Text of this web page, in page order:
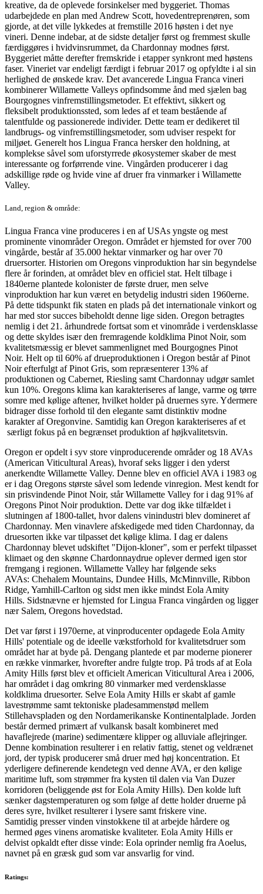
kreative, da de oplevede forsinkelser med byggeriet. Thomas
udarbejdede en plan med Andrew Scott, hovedentreprenøren, som
gjorde, at det ville lykkedes at fremstille 2016 høsten i det nye
vineri. Denne indebar, at de sidste detaljer først og fremmest skulle
færdiggøres i hvidvinsrummet, da Chardonnay modnes først.
Byggeriet måtte derefter fremskride i etapper synkront med høstens
faser. Vineriet var endeligt færdigt i februar 2017 og opfyldte i al sin
herlighed de ønskede krav. Det avancerede Lingua Franca vineri
kombinerer Willamette Valleys opfindsomme ånd med sjælen bag
Bourgognes vinfremstillingsmetoder. Et effektivt, sikkert og
fleksibelt produktionssted, som ledes af et team bestående af
talentfulde og passionerede individer. Dette team er dedikeret til
landbrugs- og vinfremstillingsmetoder, som udviser respekt for
miljøet. Generelt hos Lingua Franca hersker den holdning, at
komplekse såvel som uforstyrrede økosystemer skaber de mest
interessante og forførrende vine. Vingården producerer i dag
adskillige røde og hvide vine af druer fra vinmarker i Willamette
Valley.
Land, region & område:
Lingua Franca vine produceres i en af USAs yngste og mest
prominente vinområder Oregon. Området er hjemsted for over 700
vingårde, består af 35.000 hektar vinmarker og har over 70
druersorter. Historien om Oregons vinproduktion har sin begyndelse
flere år forinden, at området blev en officiel stat. Helt tilbage i
1840erne plantede kolonister de første druer, men selve
vinproduktion har kun været en betydelig industri siden 1960erne.
På dette tidspunkt fik staten en plads på det internationale vinkort og
har med stor succes bibeholdt denne lige siden. Oregon betragtes
nemlig i det 21. århundrede fortsat som et vinområde i verdensklasse
og dette skyldes især den fremragende koldklima Pinot Noir, som
kvalitetsmæssig er blevet sammenlignet med Bourgognes Pinot
Noir. Helt op til 60% af drueproduktionen i Oregon består af Pinot
Noir efterfulgt af Pinot Gris, som repræsenterer 13% af
produktionen og Cabernet, Riesling samt Chardonnay udgør samlet
kun 10%. Oregons klima kan karakteriseres af lange, varme og tørre
somre med kølige aftener, hvilket holder på druernes syre. Ydermere
bidrager disse forhold til den elegante samt distinktiv modne
karakter af Oregonvine. Samtidig kan Oregon karakteriseres af et
særligt fokus på en begrænset produktion af højkvalitetsvin.
Oregon er opdelt i syv store vinproducerende områder og 18 AVAs
(American Viticultural Areas), hvoraf seks ligger i den yderst
anerkendte Willamette Valley. Denne blev en officiel AVA i 1983 og
er i dag Oregons største såvel som ledende vinregion. Mest kendt for
sin prisvindende Pinot Noir, står Willamette Valley for i dag 91% af
Oregons Pinot Noir produktion. Dette var dog ikke tilfældet i
slutningen af 1800-tallet, hvor dalens vinindustri blev domineret af
Chardonnay. Men vinavlere afskedigede med tiden Chardonnay, da
druesorten ikke var tilpasset det kølige klima. I dag er dalens
Chardonnay blevet udskiftet "Dijon-kloner", som er perfekt tilpasset
klimaet og den skønne Chardonnaydrue oplever dermed igen stor
fremgang i regionen. Willamette Valley har følgende seks
AVAs: Chehalem Mountains, Dundee Hills, McMinnville, Ribbon
Ridge, Yamhill-Carlton og sidst men ikke mindst Eola Amity
Hills. Sidstnævne er hjemsted for Lingua Franca vingården og ligger
nær Salem, Oregons hovedstad.
Det var først i 1970erne, at vinproducenter opdagede Eola Amity
Hills' potentiale og de ideelle vækstforhold for kvalitetsdruer som
området har at byde på. Dengang plantede et par moderne pionerer
en række vinmarker, hvorefter andre fulgte trop. På trods af at Eola
Amity Hills først blev et officielt American Viticultural Area i 2006,
har området i dag omkring 80 vinmarker med verdensklasse
koldklima druesorter. Selve Eola Amity Hills er skabt af gamle
lavestrømme samt tektoniske pladesammenstød mellem
Stillehavspladen og den Nordamerikanske Kontinentalplade. Jorden
består dermed primært af vulkansk basalt kombineret med
havaflejrede (marine) sedimentære klipper og alluviale aflejringer.
Denne kombination resulterer i en relativ fattig, stenet og veldrænet
jord, der typisk producerer små druer med høj koncentration. Et
yderligere definerende kendetegn ved denne AVA, er den kølige
maritime luft, som strømmer fra kysten til dalen via Van Duzer
korridoren (beliggende øst for Eola Amity Hills). Den kolde luft
sænker dagstemperaturen og som følge af dette holder druerne på
deres syre, hvilket resulterer i lysere samt friskere vine.
Samtidig presser vinden vinstokkene til at arbejde hårdere og
hermed øges vinens aromatiske kvaliteter. Eola Amity Hills er
delvist opkaldt efter disse vinde: Eola oprinder nemlig fra Aoelus,
navnet på en græsk gud som var ansvarlig for vind.
Ratings: